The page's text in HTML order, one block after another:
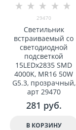
29470
Светильник
встраиваемый со
светодиодной
подсветкой
15LEDx2835 SMD
4000K, MR16 50W
G5.3, прозрачный,
арт 29470
281 руб.
В КОРЗИНУ